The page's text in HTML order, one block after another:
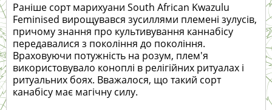
Раніше сорт марихуани South African Kwazulu
Feminised вирощувався зусиллями племені зулусів,
причому знання про культивування каннабісу
передавалися з покоління до покоління.
Враховуючи потужність на розум, плем'я
використовувало коноплі в релігійних ритуалах і
ритуальних боях. Вважалося, що такий сорт
канабісу має магічну силу.